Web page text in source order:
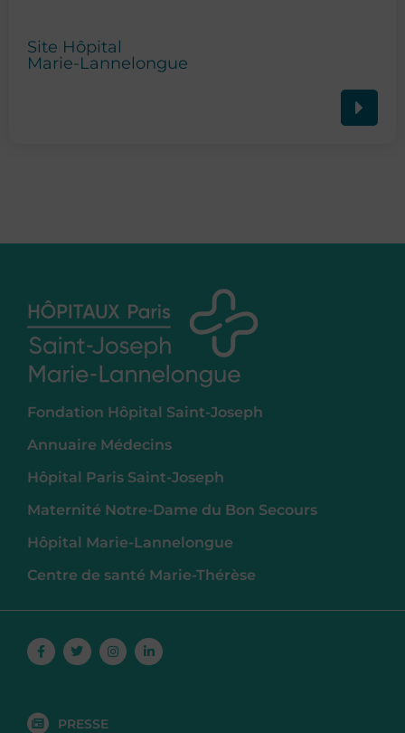
Site Hôpital
Marie-Lannelongue
Fondation Hôpital Saint-Joseph
Annuaire Médecins
Hôpital Paris Saint-Joseph
Maternité Notre-Dame du Bon Secours
Hôpital Marie-Lannelongue
Centre de santé Marie-Thérèse
Facebook-
f
TwitterInstagramLinkedin-
in
PRESSE